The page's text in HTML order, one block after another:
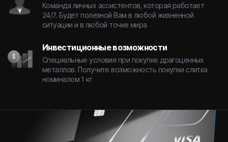
Команда личных ассистентов, которая работает
24/7. Будет полезной Вам в любой жизненной
ситуации и в любой точке мира
Инвестиционные возможности
Специальные условия при покупке драгоценных
металлов. Получите возможность покупки слитка
номиналом 1 кг